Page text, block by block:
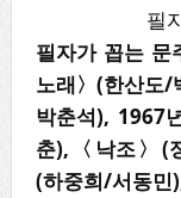
필
필자가 꼽는
노래〉(한산도
박춘석), 1967
춘),〈낙조〉(
(하중희/서동